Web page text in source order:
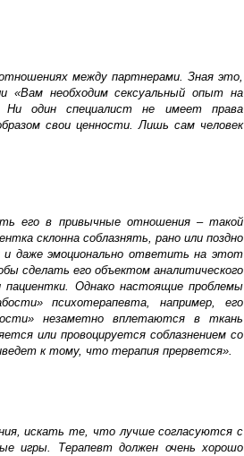
между партнерами. Зная это,
«Вам необходим сексуальный опыт на
Ни один специалист не имеет права
свои ценности. Лишь сам человек
его в привычные отношения – такой
склонна соблазнять, рано или поздно
даже эмоционально ответить на этот
сделать его объектом аналитического
пациентки. Однако настоящие проблемы
психотерапевта, например, его
незаметно вплетаются в ткань
или провоцируется соблазнением со
к тому, что терапия прервется».
искать те, что лучше согласуются с
игры. Терапевт должен очень хорошо